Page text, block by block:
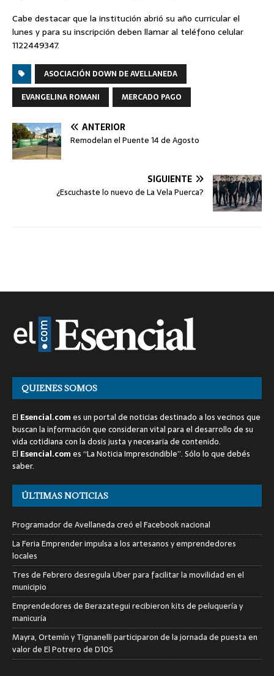
Cabe destacar que la institución abrió su año curricular el
lunes y para su inscripción deben llamar al teléfono celular
1122449347.
ASOCIACIÓN DOWN DE AVELLANEDA
EVANGELINA ROMANI
MERCADO PAGO
ANTERIOR
Remodelan el Puente 14 de Agosto
SIGUIENTE
¿Escuchaste lo nuevo de La Vela Puerca?
QUIENES SOMOS
El Esencial.comes un portal de noticias destinado a los vecinos que
buscan la información que consideran vital para el desarrollo de su
vida cotidiana con la dosis justa y necesaria de contenido.
El Esencial.comes “La Noticia Imprescindible”. Sólo lo que debés
saber.
ÚLTIMAS NOTICIAS
Programador de Avellaneda creó el Facebook nacional
La Feria Emprender impulsa a los artesanos y emprendedores
locales
Tres de Febrero desregula Uber para facilitar la movilidad en el
municipio
Emprendedores de Berazategui recibieron kits de peluquería y
manicuría
Mayra, Ortemín y Tignanelli participaron de la jornada de puesta en
valor de El Potrero de D10S